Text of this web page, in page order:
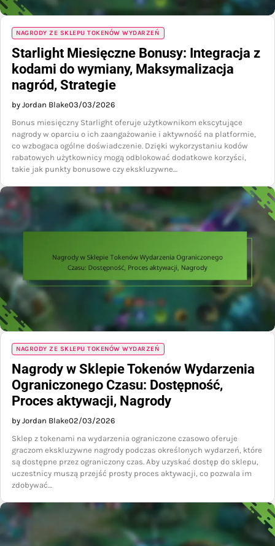
NAGRODY ZE SKLEPU TOKENÓW WYDARZEŃ
Starlight Miesięczne Bonusy: Integracja z
kodami do wymiany, Maksymalizacja
nagród, Strategie
by Jordan Blake03/03/2026
Bonus miesięczny Starlight oferuje użytkownikom ekscytujące
nagrody w oparciu o ich zaangażowanie i aktywność na platformie,
co wzbogaca ogólne doświadczenie. Dzięki wykorzystaniu kodów
rabatowych użytkownicy mogą odblokować dodatkowe korzyści,
takie jak punkty bonusowe czy ekskluzywne…
NAGRODY ZE SKLEPU TOKENÓW WYDARZEŃ
Nagrody w Sklepie Tokenów Wydarzenia
Ograniczonego Czasu: Dostępność,
Proces aktywacji, Nagrody
by Jordan Blake02/03/2026
Sklep z tokenami na wydarzenia ograniczone czasowo oferuje
graczom ekskluzywne nagrody podczas określonych wydarzeń, które
są dostępne przez ograniczony czas. Aby uzyskać dostęp do sklepu,
uczestnicy muszą przejść prosty proces aktywacji, co pozwala im
zdobywać…